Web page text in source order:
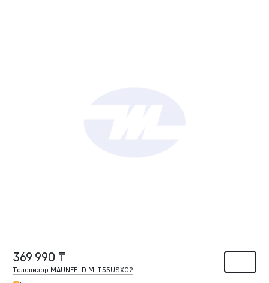
369 990 ₸
Телевизор MAUNFELD MLT55USX02